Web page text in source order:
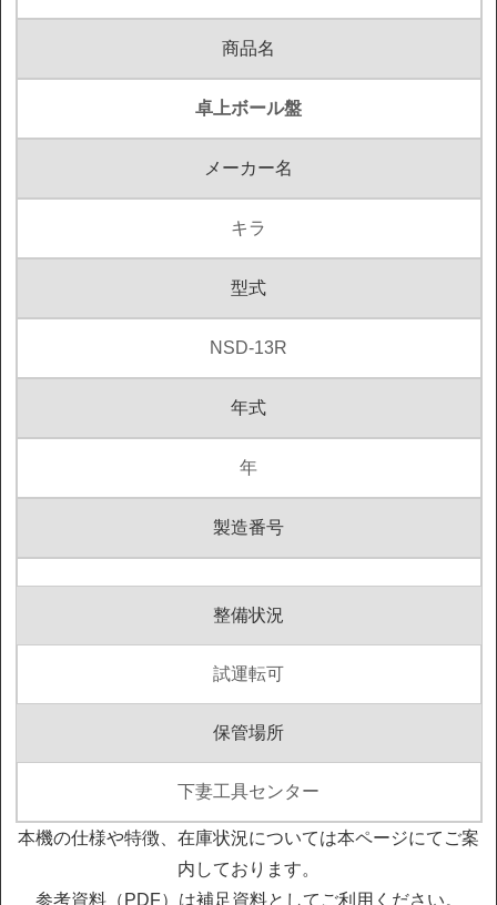
商品名
卓上ボール盤
メーカー名
キラ
型式
NSD-13R
年式
年
製造番号
整備状況
試運転可
保管場所
下妻工具センター
本機の仕様や特徴、在庫状況については本ページにてご案
内しております。
参考資料（PDF）は補足資料としてご利用ください。